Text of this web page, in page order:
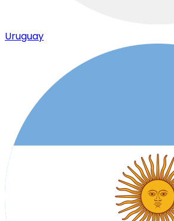
Uruguay